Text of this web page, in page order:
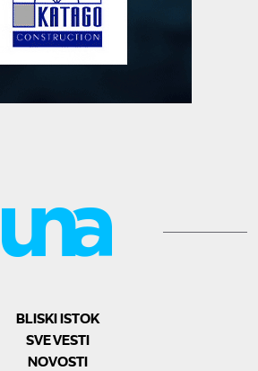
BLISKI ISTOK
SVE VESTI
NOVOSTI